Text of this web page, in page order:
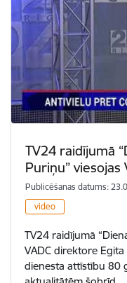
TV24 raidījumā
Puriņu”
Publicēšanas datums:
video
TV24 raidījumā
VADC direktore
dienesta attīstību 80